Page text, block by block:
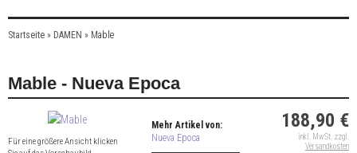
Startseite » DAMEN » Mable
Mable - Nueva Epoca
Für eine größere Ansicht klicken
Mehr Artikel von:
Nueva Epoca
188,90 €
inkl. MwSt. zzgl.
Versandkosten